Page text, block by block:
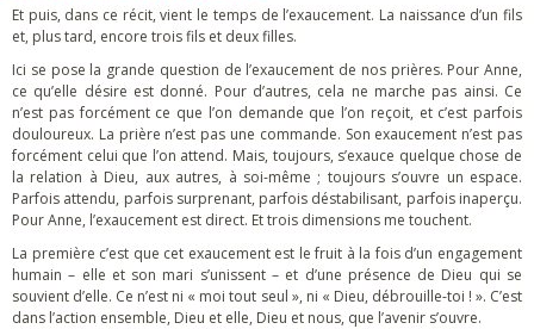
Et puis, dans ce récit, vient le temps de l’exaucement. La naissance d’un fils
et, plus tard, encore trois fils et deux filles.
Ici se pose la grande question de l’exaucement de nos prières. Pour Anne,
ce qu’elle désire est donné. Pour d’autres, cela ne marche pas ainsi. Ce
n’est pas forcément ce que l’on demande que l’on reçoit, et c’est parfois
douloureux. La prière n’est pas une commande. Son exaucement n’est pas
forcément celui que l’on attend. Mais, toujours, s’exauce quelque chose de
la relation à Dieu, aux autres, à soi-même ; toujours s’ouvre un espace.
Parfois attendu, parfois surprenant, parfois déstabilisant, parfois inaperçu.
Pour Anne, l’exaucement est direct. Et trois dimensions me touchent.
La première c’est que cet exaucement est le fruit à la fois d’un engagement
humain – elle et son mari s’unissent – et d’une présence de Dieu qui se
souvient d’elle. Ce n’est ni « moi tout seul », ni « Dieu, débrouille-toi ! ». C’est
dans l’action ensemble, Dieu et elle, Dieu et nous, que l’avenir s’ouvre.